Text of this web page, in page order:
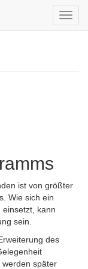
ist von größter
Wie sich ein
kann
sein.
des
später